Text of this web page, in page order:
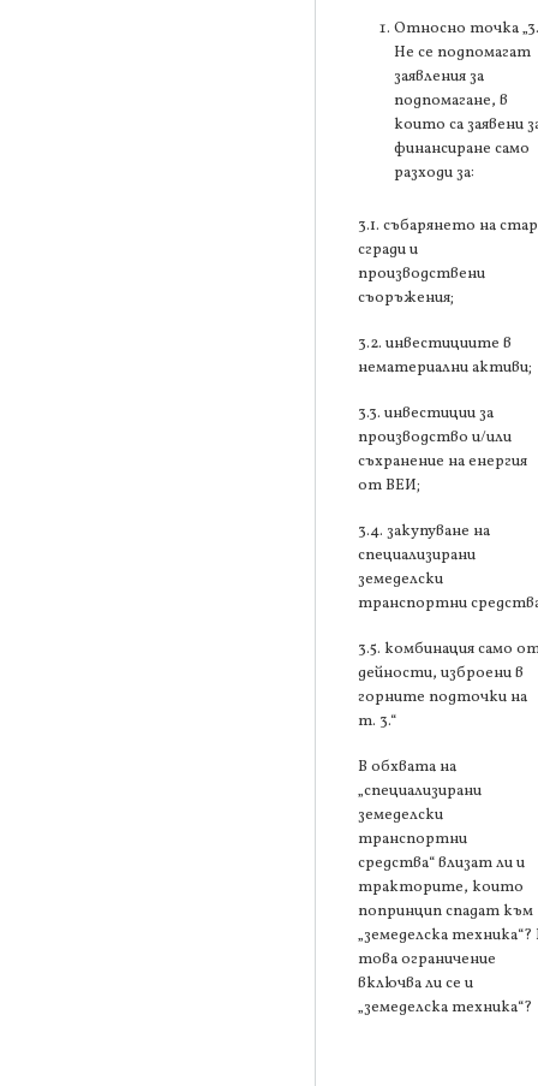
Относно точка „3.
Не се подпомагат
заявления за
подпомагане, в
които са заявени
финансиране само
разходи за:
3.1. събарянето на
сгради и
производствени
съоръжения;
3.2. инвестициите в
нематериални активи;
3.3. инвестиции за
производство и/или
съхранение на енергия
от ВЕИ;
3.4. закупуване на
специализирани
земеделски
транспортни
3.5. комбинация само
дейности, изброени в
горните подточки на
т. 3.“
В обхвата на
„специализирани
земеделски
транспортни
средства“ влизат ли и
тракторите, които
попринцип спадат към
„земеделска техника“?
това ограничение
включва ли се и
„земеделска техника“?